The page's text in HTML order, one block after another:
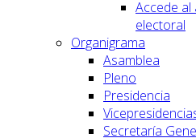
Accede
electoral
Organigrama
Asamblea
Pleno
Presidencia
Secretaría